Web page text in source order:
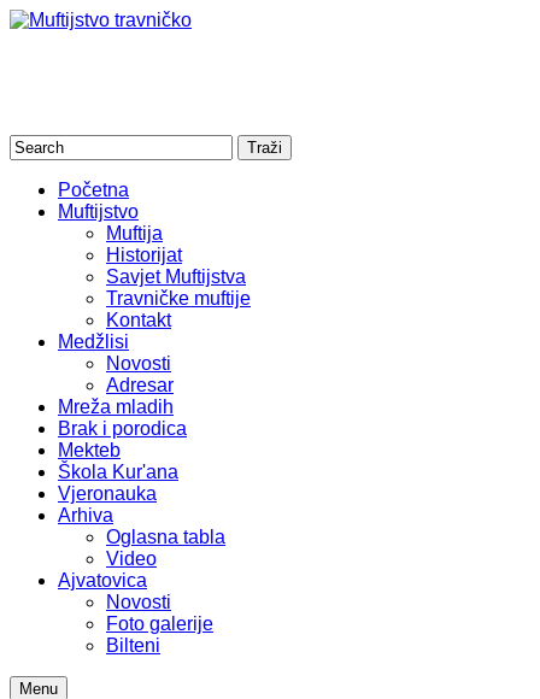
Početna
Muftijstvo
Muftija
Historijat
Savjet Muftijstva
Travničke muftije
Kontakt
Medžlisi
Novosti
Adresar
Mreža mladih
Brak i porodica
Mekteb
Škola Kur'ana
Vjeronauka
Arhiva
Oglasna tabla
Video
Ajvatovica
Novosti
Foto galerije
Bilteni
Menu